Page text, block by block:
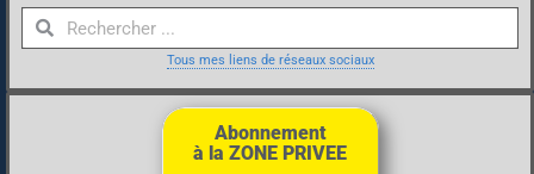
Tous mes liens de réseaux sociaux
Abonnement
à la ZONE PRIVEE